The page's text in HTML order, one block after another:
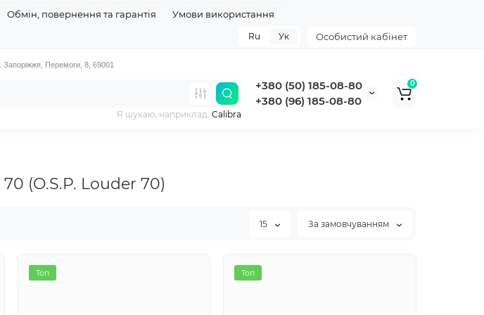
Обмін, повернення та гарантія
Умови використання
Особистий кабінет
Ru Ук
Запоріжжя, Перемоги, 8, 69001
+380 (50) 185-08-80
+380 (96) 185-08-80
Я шукаю, наприклад, Calibra
0
(O.S.P. Louder 70)
15 За замовчуванням
Топ Топ